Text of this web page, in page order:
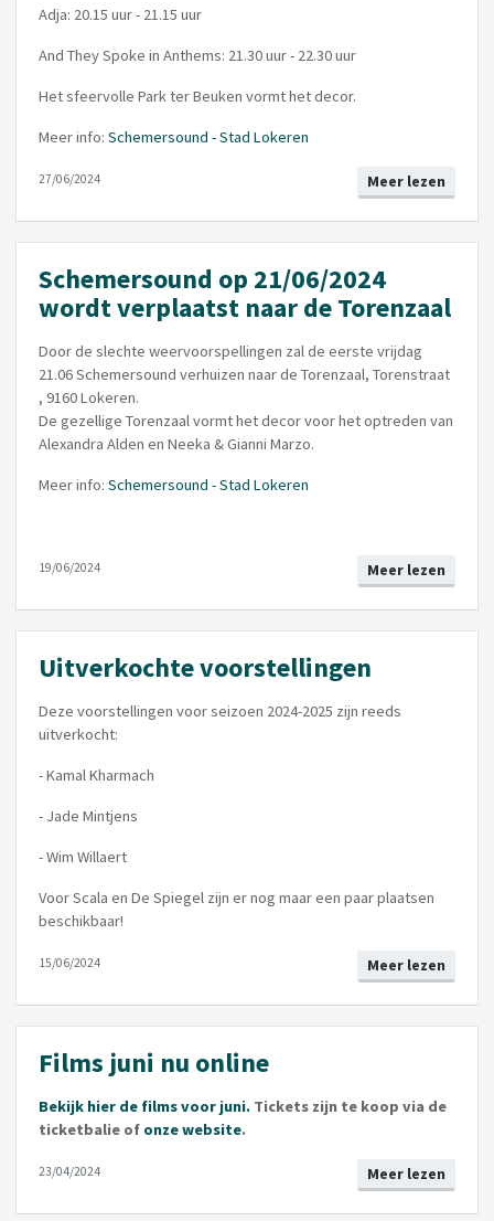
Adja: 20.15 uur - 21.15 uur
And They Spoke in Anthems: 21.30 uur - 22.30 uur
Het sfeervolle Park ter Beuken vormt het decor.
Meer info: Schemersound - Stad Lokeren
Meer lezen
27/06/2024
Schemersound op 21/06/2024
wordt verplaatst naar de Torenzaal
Door de slechte weervoorspellingen zal de eerste vrijdag
21.06 Schemersound verhuizen naar de Torenzaal, Torenstraat
, 9160 Lokeren.
De gezellige Torenzaal vormt het decor voor het optreden van
Alexandra Alden en Neeka & Gianni Marzo.
Meer info: Schemersound - Stad Lokeren
Meer lezen
19/06/2024
Uitverkochte voorstellingen
Deze voorstellingen voor seizoen 2024-2025 zijn reeds
uitverkocht:
- Kamal Kharmach
- Jade Mintjens
- Wim Willaert
Voor Scala en De Spiegel zijn er nog maar een paar plaatsen
beschikbaar!
Meer lezen
15/06/2024
Films juni nu online
Bekijk hier de films voor juni. Tickets zijn te koop via de
ticketbalie of onze website.
Meer lezen
23/04/2024